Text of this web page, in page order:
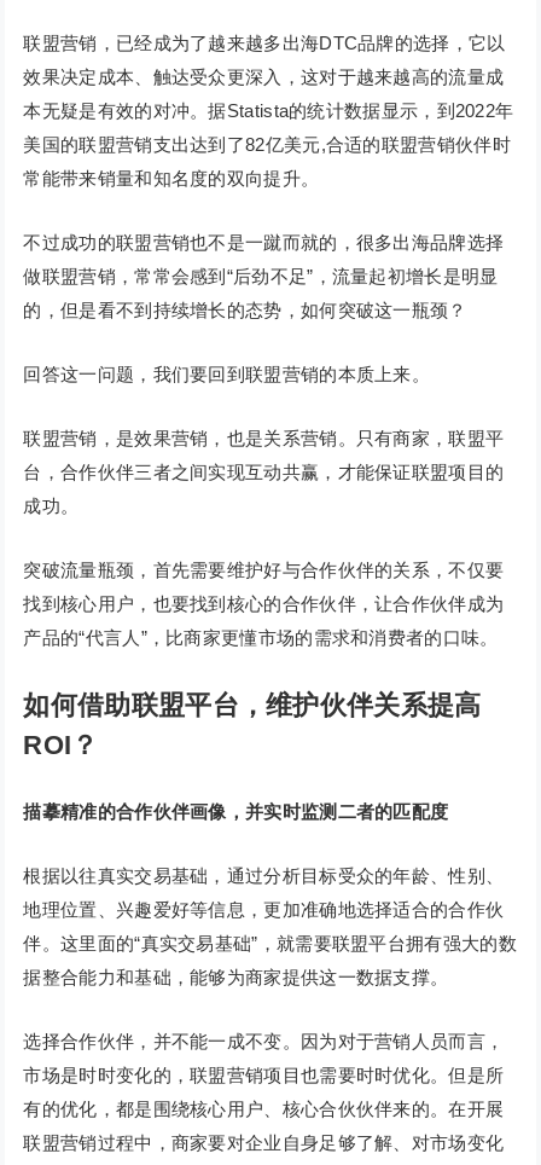
联盟营销，已经成为了越来越多出海DTC品牌的选择，它以
效果决定成本、触达受众更深入，这对于越来越高的流量成
本无疑是有效的对冲。据Statista的统计数据显示，到2022年
美国的联盟营销支出达到了82亿美元,合适的联盟营销伙伴时
常能带来销量和知名度的双向提升。
不过成功的联盟营销也不是一蹴而就的，很多出海品牌选择
做联盟营销，常常会感到“后劲不足”，流量起初增长是明显
的，但是看不到持续增长的态势，如何突破这一瓶颈？
回答这一问题，我们要回到联盟营销的本质上来。
联盟营销，是效果营销，也是关系营销。只有商家，联盟平
台，合作伙伴三者之间实现互动共赢，才能保证联盟项目的
成功。
突破流量瓶颈，首先需要维护好与合作伙伴的关系，不仅要
找到核心用户，也要找到核心的合作伙伴，让合作伙伴成为
产品的“代言人”，比商家更懂市场的需求和消费者的口味。
如何借助联盟平台，维护伙伴关系提高
ROI？
描摹精准的合作伙伴画像，并实时监测二者的匹配度
根据以往真实交易基础，通过分析目标受众的年龄、性别、
地理位置、兴趣爱好等信息，更加准确地选择适合的合作伙
伴。这里面的“真实交易基础”，就需要联盟平台拥有强大的数
据整合能力和基础，能够为商家提供这一数据支撑。
选择合作伙伴，并不能一成不变。因为对于营销人员而言，
市场是时时变化的，联盟营销项目也需要时时优化。但是所
有的优化，都是围绕核心用户、核心合伙伙伴来的。在开展
联盟营销过程中，商家要对企业自身足够了解、对市场变化